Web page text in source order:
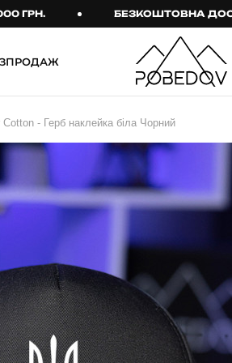
БЕЗКОШТОВНА ДОСТАВКА
Брюки
Карго
Спортивні штани
Джинси
КОМПЛЕКТИ
Куртка й штани
ТЕРМО-
- Герб наклейка біла Чорний